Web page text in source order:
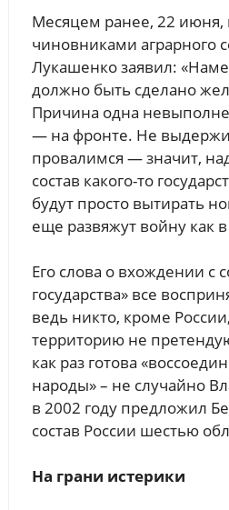
Месяцем ранее, 22 июня,
чиновниками аграрного
Лукашенко заявил:
должно быть сделано
Причина одна
— на фронте. Не
провалимся — значит,
состав какого-то
будут просто вытирать
еще развяжут войну как
Его слова о вхождении с
государства» все
ведь никто, кроме
территорию не
как раз готова
народы» – не случайно
в 2002 году предложил
состав России шестью
На грани истерики